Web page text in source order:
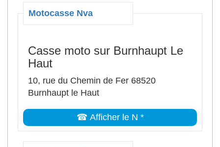
Motocasse Nva
Casse moto sur Burnhaupt Le
Haut
10, rue du Chemin de Fer 68520
Burnhaupt le Haut
☎ Afficher le N *